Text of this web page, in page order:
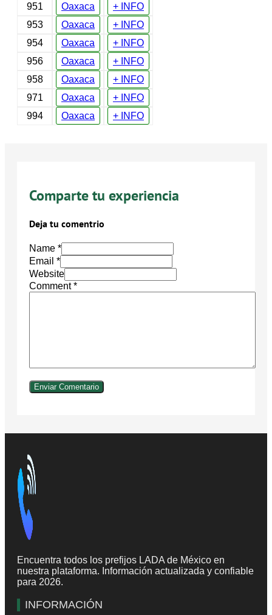
951
Oaxaca
+ INFO
953
Oaxaca
+ INFO
954
Oaxaca
+ INFO
956
Oaxaca
+ INFO
958
Oaxaca
+ INFO
971
Oaxaca
+ INFO
994
Oaxaca + INFO
Comparte tu experiencia
Deja tu comentrio
Name *
Email *
Website
Comment*
Encuentra todos los prefijos LADA de México en
nuestra plataforma. Información actualizada y confiable
para 2026.
INFORMACIÓN